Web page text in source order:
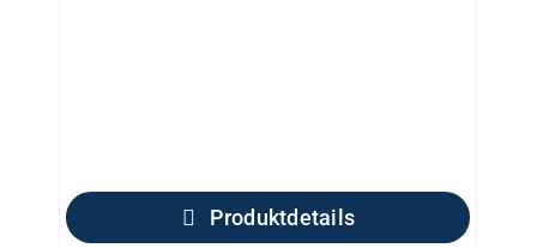
Produktdetails